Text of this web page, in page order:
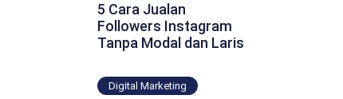
5 Cara Jualan
Followers Instagram
Tanpa Modal dan Laris
Digital Marketing